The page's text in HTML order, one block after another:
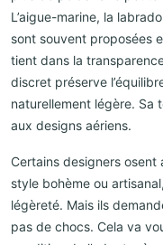
L’aigue-marine, la
sont souvent proposées
tient dans la
discret préserve
naturellement légère. Sa
aux designs aériens.
Certains designers osent
style bohème ou
légèreté. Mais ils
pas de chocs. Cela va